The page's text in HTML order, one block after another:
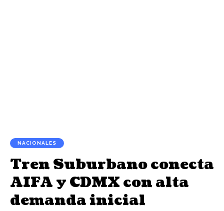
NACIONALES
Tren Suburbano conecta
AIFA y CDMX con alta
demanda inicial